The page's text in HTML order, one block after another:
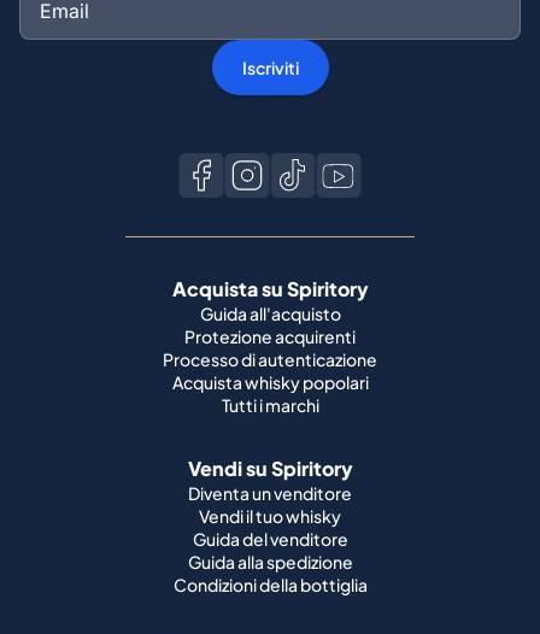
Iscriviti
Acquista su Spiritory
Guida all'acquisto
Protezione acquirenti
Processo di autenticazione
Acquista whisky popolari
Tutti i marchi
Vendi su Spiritory
Diventa un venditore
Vendi il tuo whisky
Guida del venditore
Guida alla spedizione
Condizioni della bottiglia